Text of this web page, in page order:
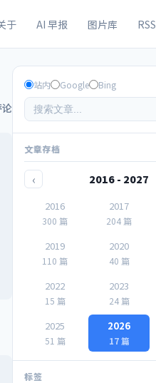
于 AI 早报 图片库 RSS
站内 Google Bing
文章存档
‹ 2016 - 2027
2016
300 篇
2017
204 篇
2019
110 篇
2020
40 篇
2022
15 篇
2023
24 篇
2025
51 篇
2026
17 篇
标签